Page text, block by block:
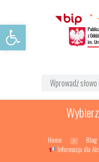
Open toolbar
Home Blog
Informacja dla